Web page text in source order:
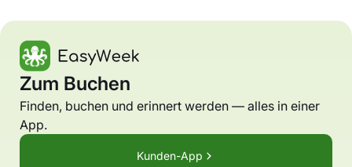
Zum Buchen
Finden, buchen und erinnert werden — alles in einer
App.
Kunden-App